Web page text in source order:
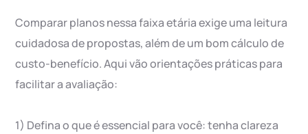
Comparar planos nessa faixa etária exige uma leitura
cuidadosa de propostas, além de um bom cálculo de
custo-benefício. Aqui vão orientações práticas para
facilitar a avaliação:
1) Defina o que é essencial para você: tenha clareza